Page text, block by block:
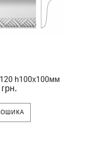
120 h100х100мм